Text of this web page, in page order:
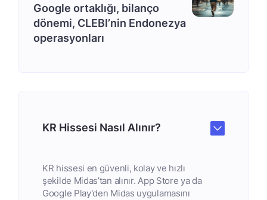
Google ortaklığı, bilanço
dönemi, CLEBI’nin Endonezya
operasyonları
KR Hissesi Nasıl Alınır?
KR hissesi en güvenli, kolay ve hızlı
şekilde Midas’tan alınır. App Store ya da
Google Play'den Midas uygulamasını